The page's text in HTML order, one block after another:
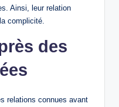
Ainsi, leur relation
complicité.
des
relations connues avant